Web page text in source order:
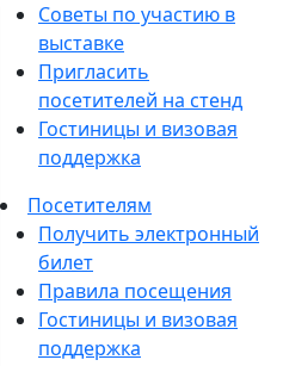
Советы по участию в
выставке
Пригласить
посетителей на стенд
Гостиницы и визовая
поддержка
Посетителям
Получить электронный
билет
Правила посещения
Гостиницы и визовая
поддержка